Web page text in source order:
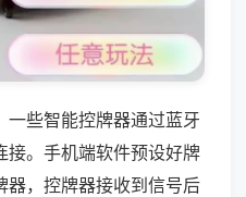
一些智能控牌器通过蓝牙
接。手机端软件预设好牌
器，控牌器接收到信号后